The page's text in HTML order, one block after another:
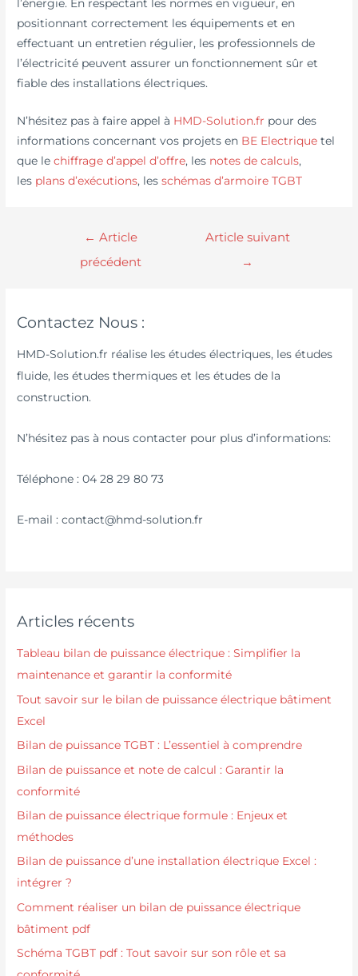
l’énergie. En respectant les normes en vigueur, en
positionnant correctement les équipements et en
effectuant un entretien régulier, les professionnels de
l’électricité peuvent assurer un fonctionnement sûr et
fiable des installations électriques.
N’hésitez pas à faire appel à HMD-Solution.fr pour des
informations concernant vos projets en BE Electrique tel
que lechiffrage d’appel d’offre, les notes de calculs,
les plans d’exécutions, lesschémas d’armoire TGBT
← Article
précédent
Article suivant
→
Contactez Nous :
HMD-Solution.fr réalise les études électriques, les études
fluide, les études thermiques et les études de la
construction.
N’hésitez pas à nous contacter pour plus d’informations:
Téléphone : 04 28 29 80 73
E-mail : contact@hmd-solution.fr
Articles récents
Tableau bilan de puissance électrique : Simplifier la
maintenance et garantir la conformité
Tout savoir sur le bilan de puissance électrique bâtiment
Excel
Bilan de puissance TGBT : L’essentiel à comprendre
Bilan de puissance et note de calcul : Garantir la
conformité
Bilan de puissance électrique formule : Enjeux et
méthodes
Bilan de puissance d’une installation électrique Excel :
intégrer ?
Comment réaliser un bilan de puissance électrique
bâtiment pdf
Schéma TGBT pdf : Tout savoir sur son rôle et sa